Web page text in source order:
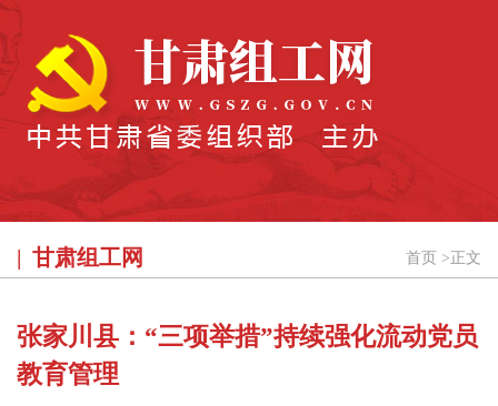
甘肃组工网 首页 > 正文
张家川县：“三项举措”持续强化流动党员
教育管理